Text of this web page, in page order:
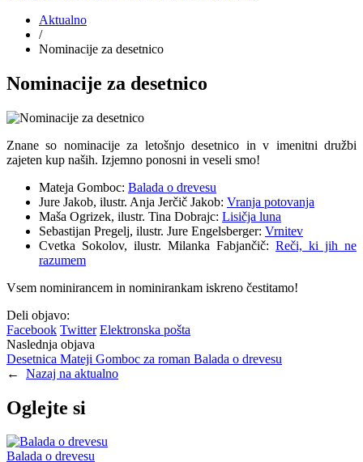
Aktualno
/
Nominacije za desetnico
Nominacije za desetnico
Znane so nominacije za letošnjo desetnico in v imenitni družbi
zajeten kup naših. Izjemno ponosni in veseli smo!
Mateja Gomboc: Balada o drevesu
Jure Jakob, ilustr. Anja Jerčič Jakob: Vranja potovanja
Maša Ogrizek, ilustr. Tina Dobrajc: Lisičja luna
Sebastijan Pregelj, ilustr. Jure Engelsberger: Vrnitev
Cvetka Sokolov, ilustr. Milanka Fabjančič: Reči, ki jih ne
razumem
Vsem nominirancem in nominirankam iskreno čestitamo!
Deli objavo:
Facebook Twitter Elektronska pošta
Naslednja objava
Desetnica Mateji Gomboc za roman Balada o drevesu
← Nazaj na aktualno
Oglejte si
Balada o drevesu